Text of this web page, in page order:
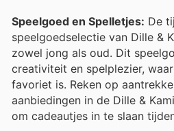
Speelgoed en Spelletjes: De
speelgoedselectie van Dille &
zowel jong als oud. Dit
creativiteit en spelplezier,
favoriet is. Reken op
aanbiedingen in de Dille &
om cadeautjes in te slaan